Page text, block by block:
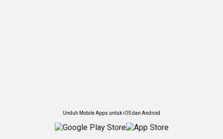
Unduh Mobile Apps untuk iOS dan Android